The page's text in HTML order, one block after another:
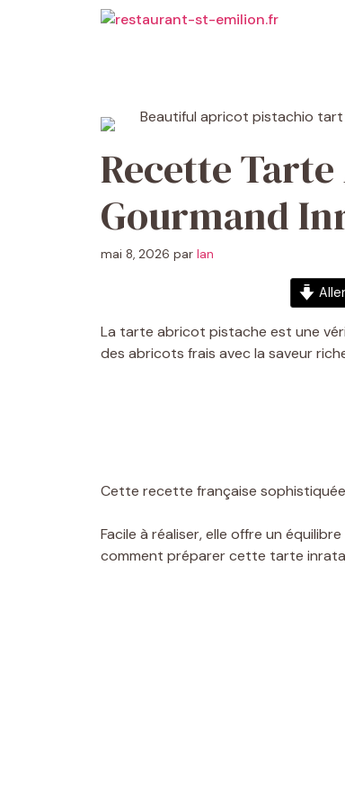
Recette
Gourmand
mai 8, 2026 par Ian
La tarte abricot pistache est une
des abricots frais avec la saveur
Cette recette française
Facile à réaliser, elle offre un
comment préparer cette tarte